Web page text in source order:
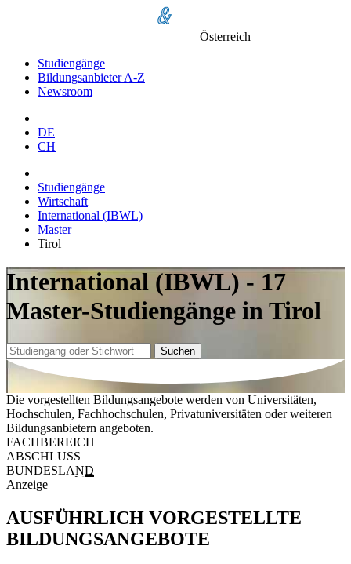
Österreich
Studiengänge
Bildungsanbieter A-Z
Newsroom
DE
CH
Studiengänge
Wirtschaft
International (IBWL)
Master
Tirol
International (IBWL) - 17
Master-Studiengänge in Tirol
Suchen
Die vorgestellten Bildungsangebote werden von Universitäten,
Hochschulen, Fachhochschulen, Privatuniversitäten oder weiteren
Bildungsanbietern angeboten.
FACHBEREICH
ABSCHLUSS
BUNDESLAND
Anzeige
AUSFÜHRLICH VORGESTELLTE
BILDUNGSANGEBOTE